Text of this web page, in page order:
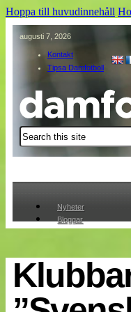
Hoppa till huvudinnehåll
augusti 7, 2026
Kontakt
Tipsa Damfotboll
Sök
Nyheter
Bloggar
Cuper
Medlemmar
Medlemsbilder
Om oss